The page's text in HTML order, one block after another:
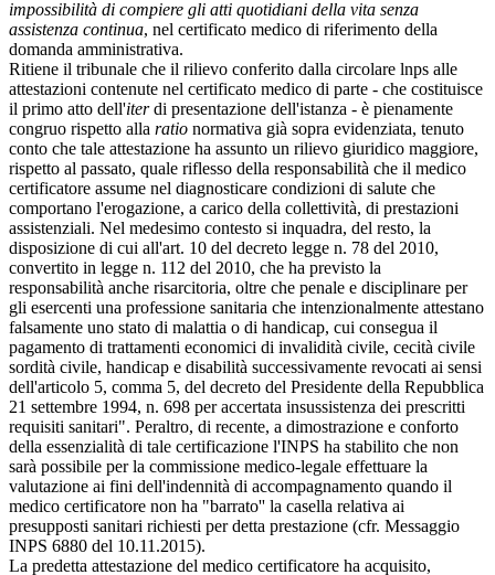
impossibilità di compiere gli atti quotidiani della vita senza
assistenza continua, nel certificato medico di riferimento della
domanda amministrativa.
Ritiene il tribunale che il rilievo conferito dalla circolare lnps alle
attestazioni contenute nel certificato medico di parte - che costituisce
il primo atto dell'iterdi presentazione dell'istanza - è pienamente
congruo rispetto alla ratio normativa già sopra evidenziata, tenuto
conto che tale attestazione ha assunto un rilievo giuridico maggiore,
rispetto al passato, quale riflesso della responsabilità che il medico
certificatore assume nel diagnosticare condizioni di salute che
comportano l'erogazione, a carico della collettività, di prestazioni
assistenziali. Nel medesimo contesto si inquadra, del resto, la
disposizione di cui all'art. 10 del decreto legge n. 78 del 2010,
convertito in legge n. 112 del 2010, che ha previsto la
responsabilità anche risarcitoria, oltre che penale e disciplinare per
gli esercenti una professione sanitaria che intenzionalmente attestano
falsamente uno stato di malattia o di handicap, cui consegua il
pagamento di trattamenti economici di invalidità civile, cecità civile
sordità civile, handicap e disabilità successivamente revocati ai sensi
dell'articolo 5, comma 5, del decreto del Presidente della Repubblica
21 settembre 1994, n. 698 per accertata insussistenza dei prescritti
requisiti sanitari". Peraltro, di recente, a dimostrazione e conforto
della essenzialità di tale certificazione l'INPS ha stabilito che non
sarà possibile per la commissione medico-legale effettuare la
valutazione ai fini dell'indennità di accompagnamento quando il
medico certificatore non ha "barrato'' la casella relativa ai
presupposti sanitari richiesti per detta prestazione (cfr. Messaggio
INPS 6880 del 10.11.2015).
La predetta attestazione del medico certificatore ha acquisito,